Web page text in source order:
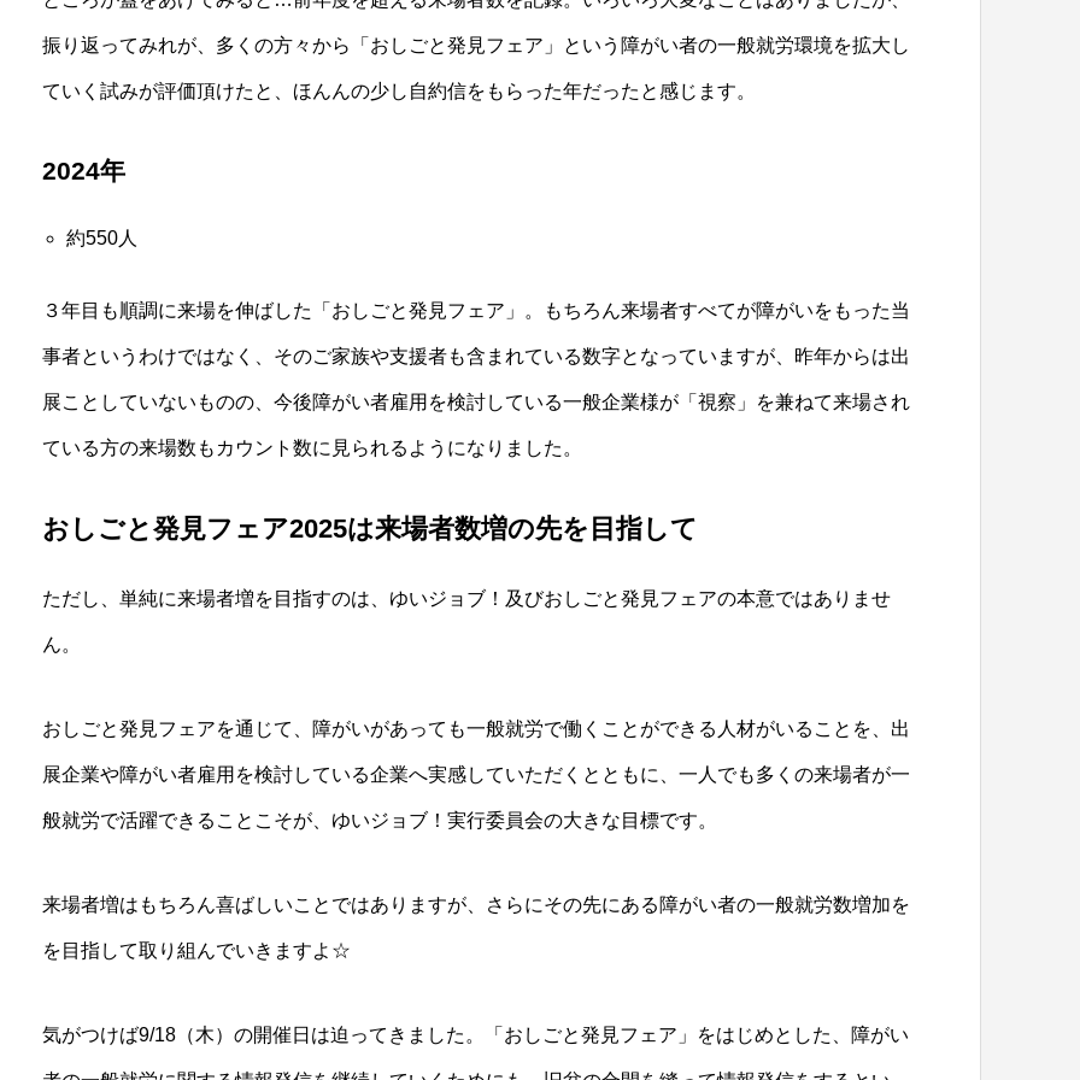
振り返ってみれが、多くの方々から「おしごと発見フェア」という障がい者の一般就労環境を拡大し
ていく試みが評価頂けたと、ほんんの少し自約信をもらった年だったと感じます。
2024年
約550人
３年目も順調に来場を伸ばした「おしごと発見フェア」。もちろん来場者すべてが障がいをもった当
事者というわけではなく、そのご家族や支援者も含まれている数字となっていますが、昨年からは出
展ことしていないものの、今後障がい者雇用を検討している一般企業様が「視察」を兼ねて来場され
ている方の来場数もカウント数に見られるようになりました。
おしごと発見フェア2025は来場者数増の先を目指して
ただし、単純に来場者増を目指すのは、ゆいジョブ！及びおしごと発見フェアの本意ではありませ
ん。
おしごと発見フェアを通じて、障がいがあっても一般就労で働くことができる人材がいることを、出
展企業や障がい者雇用を検討している企業へ実感していただくとともに、一人でも多くの来場者が一
般就労で活躍できることこそが、ゆいジョブ！実行委員会の大きな目標です。
来場者増はもちろん喜ばしいことではありますが、さらにその先にある障がい者の一般就労数増加を
を目指して取り組んでいきますよ☆
気がつけば9/18（木）の開催日は迫ってきました。「おしごと発見フェア」をはじめとした、障がい